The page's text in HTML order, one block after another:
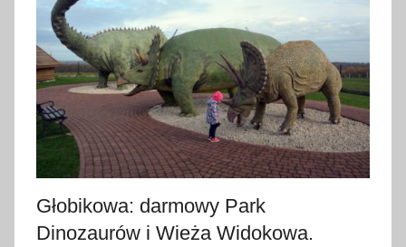
n
i
a
2
Głobikowa: darmowy Park
Dinozaurów i Wieża Widokowa.